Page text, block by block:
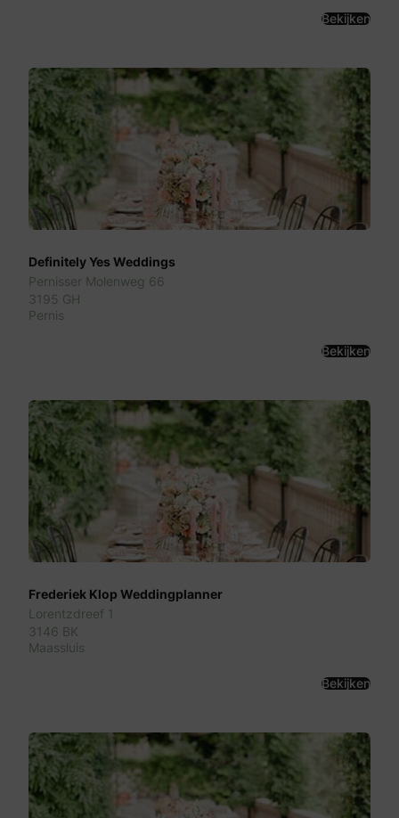
Bekijken
Definitely Yes Weddings
Pernisser Molenweg 66
3195 GH
Pernis
Bekijken
Frederiek Klop Weddingplanner
Lorentzdreef 1
3146 BK
Maassluis
Bekijken